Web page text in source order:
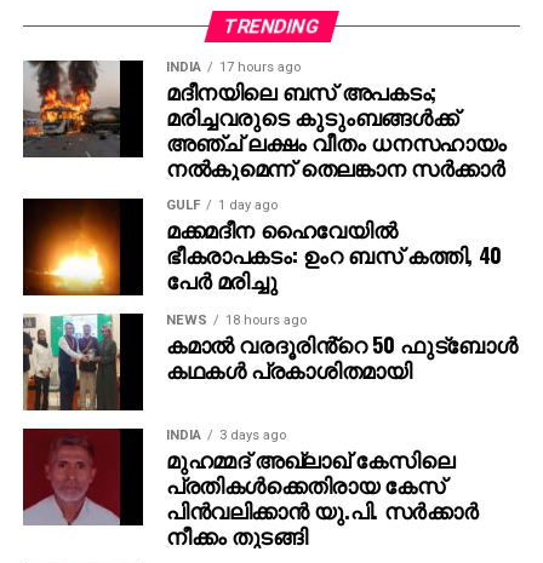
TRENDING
INDIA 17 hours ago
മദീനയിലെ ബസ് അപകടം;
മരിച്ചവരുടെ കുടുംബങ്ങള്‍ക്ക്
അഞ്ച് ലക്ഷം വീതം ധനസഹായം
നല്‍കുമെന്ന് തെലങ്കാന സര്‍ക്കാര്‍
GULF 1 day ago
മക്കമദീന ഹൈവേയില്‍
ഭീകരാപകടം: ഉംറ ബസ് കത്തി, 40
പേര്‍ മരിച്ചു
NEWS 18 hours ago
കമാൽ വരദൂരിൻ്റെ 50 ഫുട്ബോൾ
കഥകൾ പ്രകാശിതമായി
INDIA 3 days ago
മുഹമ്മദ് അഖ്‌ലാഖ് കേസിലെ
പ്രതികള്‍ക്കെതിരായ കേസ്
പിന്‍വലിക്കാന്‍ യു.പി. സര്‍ക്കാര്‍
നീക്കം തുടങ്ങി